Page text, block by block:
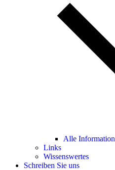
Alle Information
Links
Wissenswertes
Schreiben Sie uns